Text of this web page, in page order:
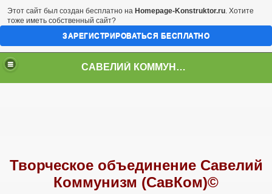
САВЕЛИЙ КОММУНИЗМ
Творческое объединение Савелий
Коммунизм (СавКом)©
Этот сайт был создан бесплатно на Homepage-Konstruktor.ru. Хотите
тоже иметь собственный сайт?
ЗАРЕГИСТРИРОВАТЬСЯ БЕСПЛАТНО